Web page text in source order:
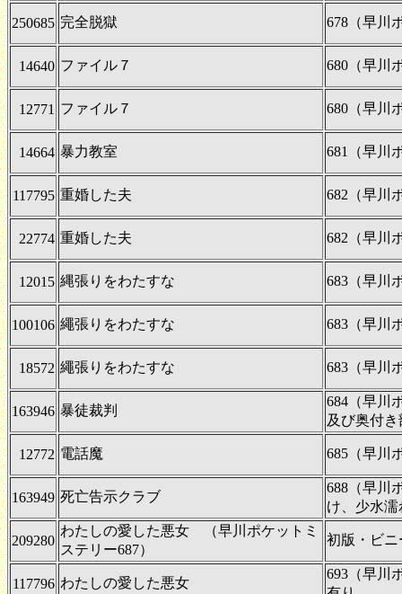
250685 完全脱獄 678（早川
14640 ファイル７ 680（早川
12771 ファイル７ 680（早川
14664 暴力教室 681（早川
117795 重婚した夫 682（早川
22774 重婚した夫 682（早川
12015 縄張りをわたすな 683（早川
100106 繩張りをわたすな 683（早川
18572 繩張りをわたすな 683（早川
163946 暴徒裁判
684（早川
及び奥付
12772 電話魔 685（早川
163949 死亡告示クラブ
688（早川
け、少水
209280
わたしの愛した悪女 （早川ポケットミ
ステリー687）
初版・ビ
117796 わたしの愛した悪女
693（早川